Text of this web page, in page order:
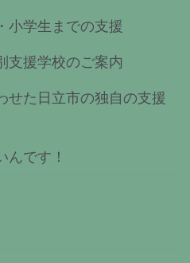
小学生までの支援
支援学校のご案内
せた日立市の独自の支援
んです！